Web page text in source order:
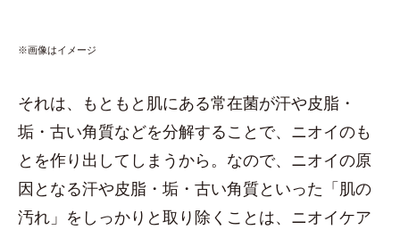
※画像はイメージ
それは、もともと肌にある常在菌が汗や皮脂・
垢・古い角質などを分解することで、ニオイのも
とを作り出してしまうから。なので、ニオイの原
因となる汗や皮脂・垢・古い角質といった「肌の
汚れ」をしっかりと取り除くことは、ニオイケア